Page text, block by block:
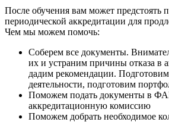
После обучения вам может предстоять
периодической аккредитации для
Чем мы можем помочь:
Соберем все документы.
их и устраним причины отказа в
дадим рекомендации. Подготовим
деятельности, подготовим
Поможем подать документы в
аккредитационную комиссию
Поможем добрать необходимое